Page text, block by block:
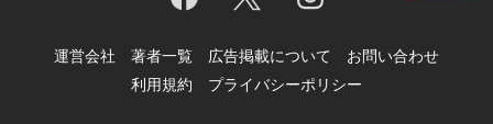
運営会社 著者一覧 広告掲載について
お問い合わせ
利用規約
プライバシーポリシー